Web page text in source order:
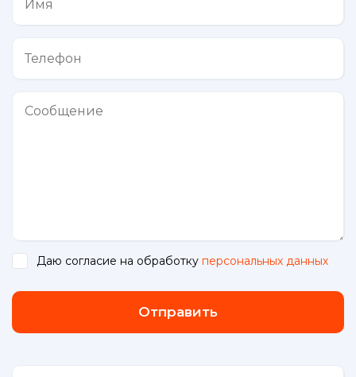
Даю согласие на обработку персональных данных
Отправить